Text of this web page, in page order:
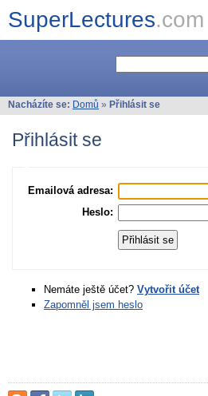
SuperLectures.com
Nacházíte se: Domů » Přihlásit se
Přihlásit se
Emailová adresa:
Heslo:
Nemáte ještě účet? Vytvořit účet
Zapomněl jsem heslo